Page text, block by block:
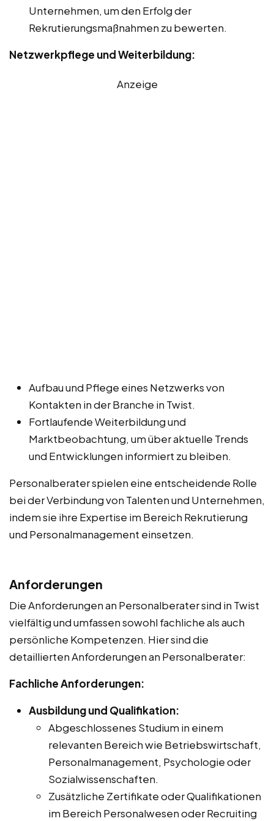
Unternehmen, um den Erfolg der
Rekrutierungsmaßnahmen zu bewerten.
Netzwerkpflege und Weiterbildung:
Anzeige
Aufbau und Pflege eines Netzwerks von
Kontakten in der Branche in Twist.
Fortlaufende Weiterbildung und
Marktbeobachtung, um über aktuelle Trends
und Entwicklungen informiert zu bleiben.
Personalberater spielen eine entscheidende Rolle
bei der Verbindung von Talenten und Unternehmen,
indem sie ihre Expertise im Bereich Rekrutierung
und Personalmanagement einsetzen.
Anforderungen
Die Anforderungen an Personalberater sind in Twist
vielfältig und umfassen sowohl fachliche als auch
persönliche Kompetenzen. Hier sind die
detaillierten Anforderungen an Personalberater:
Fachliche Anforderungen:
Ausbildung und Qualifikation:
Abgeschlossenes Studium in einem
relevanten Bereich wie Betriebswirtschaft,
Personalmanagement, Psychologie oder
Sozialwissenschaften.
Zusätzliche Zertifikate oder Qualifikationen
im Bereich Personalwesen oder Recruiting